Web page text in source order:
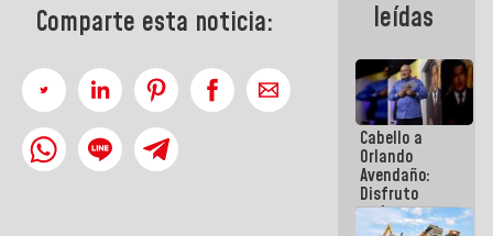
Comparte esta noticia: Nacional
leídas
Cabello a
Orlando
Avendaño:
Disfruto
cada vez